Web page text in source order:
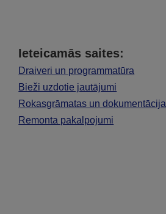
Ieteicamās saites:
Draiveri un programmatūra
Bieži uzdotie jautājumi
Rokasgrāmatas un dokumentācija
Remonta pakalpojumi